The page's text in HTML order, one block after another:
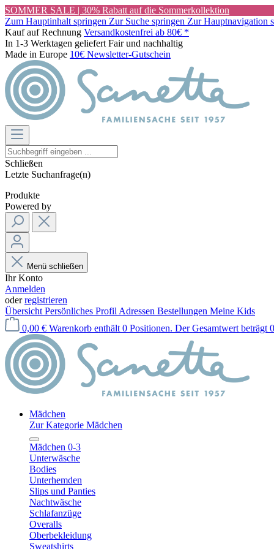
SOMMER SALE | 30% Rabatt auf die Sommerkollektion
Zum Hauptinhalt springen Zur Suche springen Zur Hauptnavigation
Kauf auf Rechnung Versandkostenfrei ab 80€ *
In 1-3 Werktagen geliefert Fair und nachhaltig
Made in Europe 10€ Newsletter-Gutschein
Schließen
Letzte Suchanfrage(n)
Produkte
Powered by
Menü schließen
Ihr Konto
Anmelden
oderregistrieren
Übersicht Persönliches Profil Adressen Bestellungen Meine Kids
0,00 € Warenkorb enthält 0 Positionen. Der Gesamtwert beträgt
Mädchen
Zur Kategorie Mädchen
Mädchen 0-3
Unterwäsche
Bodies
Unterhemden
Slips und Panties
Nachtwäsche
Schlafanzüge
Overalls
Oberbekleidung
Sweatshirts